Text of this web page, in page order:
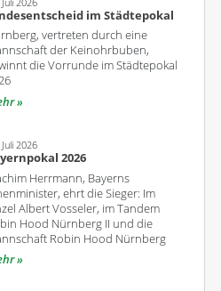
im Städtepokal
vertreten durch eine
der Keinohrbuben,
die Vorrunde im Städtepokal
2026
2026
Herrmann, Bayerns
ehrt die Sieger: Im
Albert Vosseler, im Tandem
Hood Nürnberg II und die
Robin Hood Nürnberg